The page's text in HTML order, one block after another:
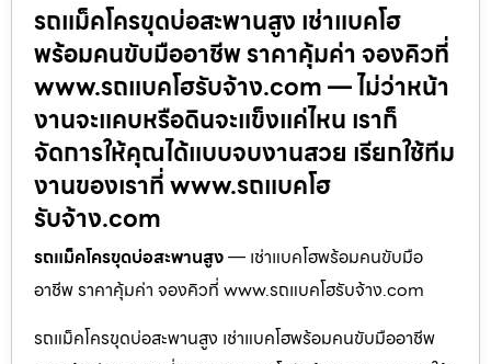
รถแม็คโครขุดบ่อสะพานสูง เช่าแบคโฮ
พร้อมคนขับมืออาชีพ ราคาคุ้มค่า จองคิวที่
www.รถแบคโฮรับจ้าง.com — ไม่ว่าหน้า
งานจะแคบหรือดินจะแข็งแค่ไหน เราก็
จัดการให้คุณได้แบบจบงานสวย เรียกใช้ทีม
งานของเราที่ www.รถแบคโฮ
รับจ้าง.com
รถแม็คโครขุดบ่อสะพานสูง— เช่าแบคโฮพร้อมคนขับมือ
อาชีพ ราคาคุ้มค่า จองคิวที่ www.รถแบคโฮรับจ้าง.com
รถแม็คโครขุดบ่อสะพานสูง เช่าแบคโฮพร้อมคนขับมืออาชีพ